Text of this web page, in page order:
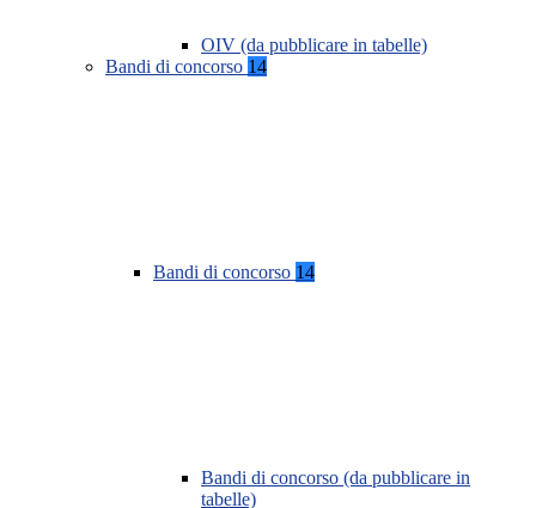
OIV (da pubblicare in tabelle)
Bandi di concorso 14
Bandi di concorso 14
Bandi di concorso (da pubblicare in
tabelle)